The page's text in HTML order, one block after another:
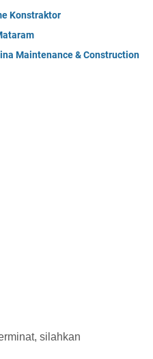
Konstraktor
Maintenance & Construction
silahkan